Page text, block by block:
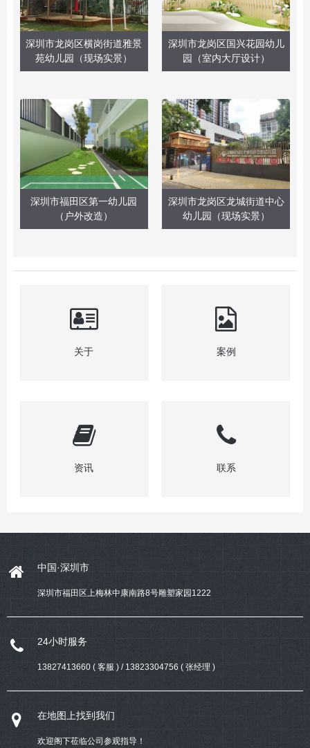
深圳市龙岗区横岗街道雅景
苑幼儿园（现场实景）
深圳市龙岗区国兴花园幼儿
园（室内大厅设计）
深圳市福田区第一幼儿园
（户外改造）
深圳市龙岗区龙城街道中心
幼儿园（现场实景）
关于 案例
资讯 联系
中国·深圳市
深圳市福田区上梅林中康南路8号雕塑家园1222
24小时服务
13827413660 ( 客服 ) / 13823304756 ( 张经理 )
在地图上找到我们
欢迎阁下莅临公司参观指导！